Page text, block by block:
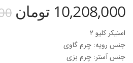
10,208,000 تومان
اسنیکر کلیو 2
جنس رویه: چرم گاوی
جنس آستر: چرم بزی